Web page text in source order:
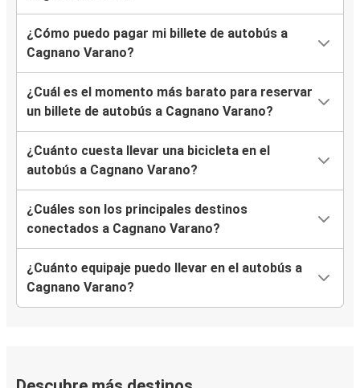
¿Cómo puedo pagar mi billete de autobús a
Cagnano Varano?
¿Cuál es el momento más barato para reservar
un billete de autobús a Cagnano Varano?
¿Cuánto cuesta llevar una bicicleta en el
autobús a Cagnano Varano?
¿Cuáles son los principales destinos
conectados a Cagnano Varano?
¿Cuánto equipaje puedo llevar en el autobús a
Cagnano Varano?